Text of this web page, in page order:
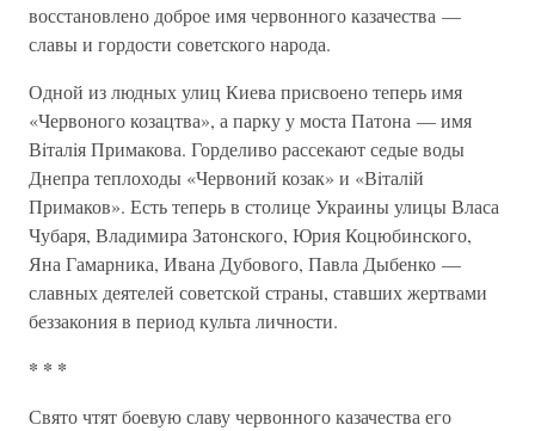
восстановлено доброе имя червонного казачества —
славы и гордости советского народа.
Одной из людных улиц Киева присвоено теперь имя
«Червоного козацтва», а парку у моста Патона — имя
Вiталiя Примакова. Горделиво рассекают седые воды
Днепра теплоходы «Червоний козак» и «Вiталiй
Примаков». Есть теперь в столице Украины улицы Власа
Чубаря, Владимира Затонского, Юрия Коцюбинского,
Яна Гамарника, Ивана Дубового, Павла Дыбенко —
славных деятелей советской страны, ставших жертвами
беззакония в период культа личности.
* * *
Свято чтят боевую славу червонного казачества его